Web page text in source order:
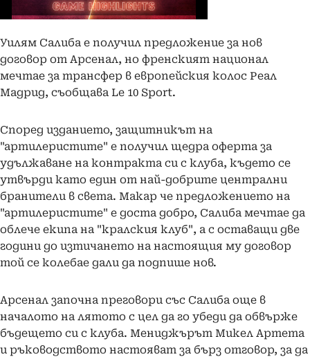
Уилям Салиба е получил предложение за нов
договор от Арсенал, но френският национал
мечтае за трансфер в европейския колос Реал
Мадрид, съобщава Le 10 Sport.
Според изданието, защитникът на
"артилеристите" е получил щедра оферта за
удължаване на контракта си с клуба, където се
утвърди като един от най-добрите централни
бранители в света. Макар че предложението на
"артилеристите" е доста добро, Салиба мечтае да
облече екипа на "кралския клуб", а с оставащи две
години до изтичането на настоящия му договор
той се колебае дали да подпише нов.
Арсенал започна преговори със Салиба още в
началото на лятото с цел да го убеди да обвърже
бъдещето си с клуба. Мениджърът Микел Артета
и ръководството настояват за бърз отговор, за да